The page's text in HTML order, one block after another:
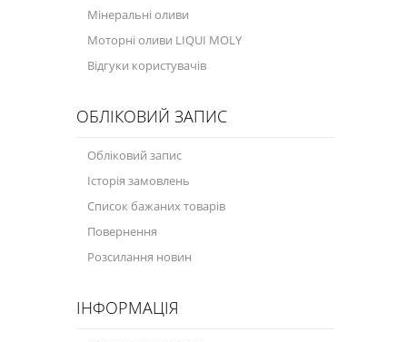
Мінеральні оливи
Моторні оливи LIQUI MOLY
Відгуки користувачів
ОБЛІКОВИЙ ЗАПИС
Обліковий запис
Історія замовлень
Список бажаних товарів
Повернення
Розсилання новин
ІНФОРМАЦІЯ